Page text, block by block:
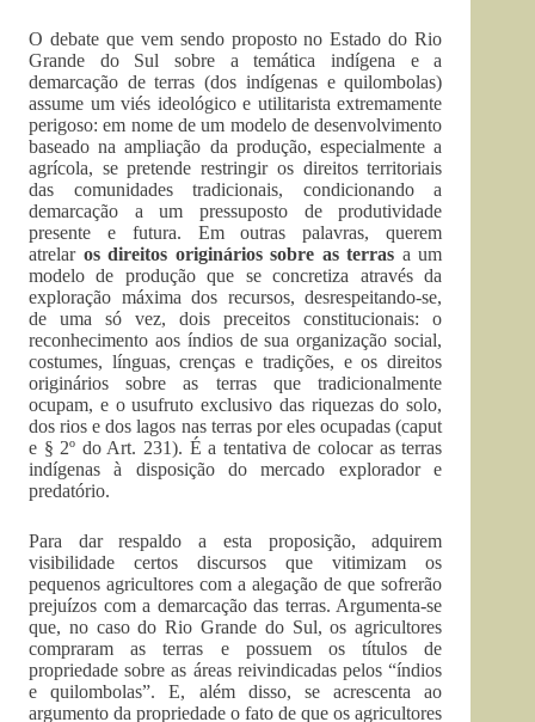
O debate que vem sendo proposto no Estado do Rio
Grande do Sul sobre a temática indígena e a
demarcação de terras (dos indígenas e quilombolas)
assume um viés ideológico e utilitarista extremamente
perigoso: em nome de um modelo de desenvolvimento
baseado na ampliação da produção, especialmente a
agrícola, se pretende restringir os direitos territoriais
das comunidades tradicionais, condicionando a
demarcação a um pressuposto de produtividade
presente e futura. Em outras palavras, querem
atrelar os direitos originários sobre as terras a um
modelo de produção que se concretiza através da
exploração máxima dos recursos, desrespeitando-se,
de uma só vez, dois preceitos constitucionais: o
reconhecimento aos índios de sua organização social,
costumes, línguas, crenças e tradições, e os direitos
originários sobre as terras que tradicionalmente
ocupam, e o usufruto exclusivo das riquezas do solo,
dos rios e dos lagos nas terras por eles ocupadas (caput
e § 2º do Art. 231). É a tentativa de colocar as terras
indígenas à disposição do mercado explorador e
predatório.
Para dar respaldo a esta proposição, adquirem
visibilidade certos discursos que vitimizam os
pequenos agricultores com a alegação de que sofrerão
prejuízos com a demarcação das terras. Argumenta-se
que, no caso do Rio Grande do Sul, os agricultores
compraram as terras e possuem os títulos de
propriedade sobre as áreas reivindicadas pelos “índios
e quilombolas”. E, além disso, se acrescenta ao
argumento da propriedade o fato de que os agricultores